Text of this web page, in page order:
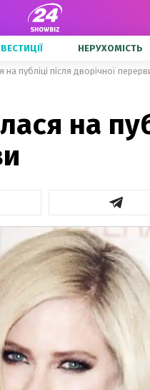
НЕРУХОМІСТЬ
на публіці після дворічної
на